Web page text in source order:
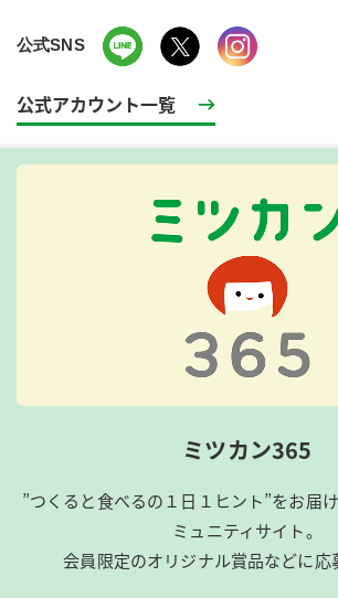
公式SNS
公式アカウント一覧
ミツカン365
”つくると食べるの１日１ヒント”をお届
ミュニティサイト。
会員限定のオリジナル賞品などに応